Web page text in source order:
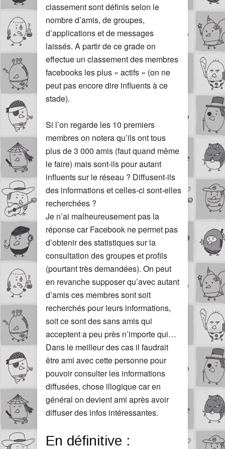
classement sont définis selon le
nombre d’amis, de groupes,
d’applications et de messages
laissés. A partir de ce grade on
effectue un classement des membres
facebooks les plus « actifs » (on ne
peut pas encore dire influents à ce
stade).
Si l’on regarde les 10 premiers
membres on notera qu’ils ont tous
plus de 3 000 amis (faut quand même
le faire) mais sont-ils pour autant
influents sur le réseau ? Diffusent-ils
des informations et celles-ci sont-elles
recherchées ?
Je n’ai malheureusement pas la
réponse car Facebook ne permet pas
d’obtenir des statistiques sur la
consultation des groupes et profils
(pourtant très demandées). On peut
en revanche supposer qu’avec autant
d’amis ces membres sont soit
recherchés pour leurs informations,
soit ce sont des sans amis qui
acceptent a peu près n’importe qui…
Dans le meilleur des cas il faudrait
être ami avec cette personne pour
pouvoir consulter les informations
diffusées, chose illogique car en
général on devient ami après avoir
diffuser des infos intéressantes.
En définitive :